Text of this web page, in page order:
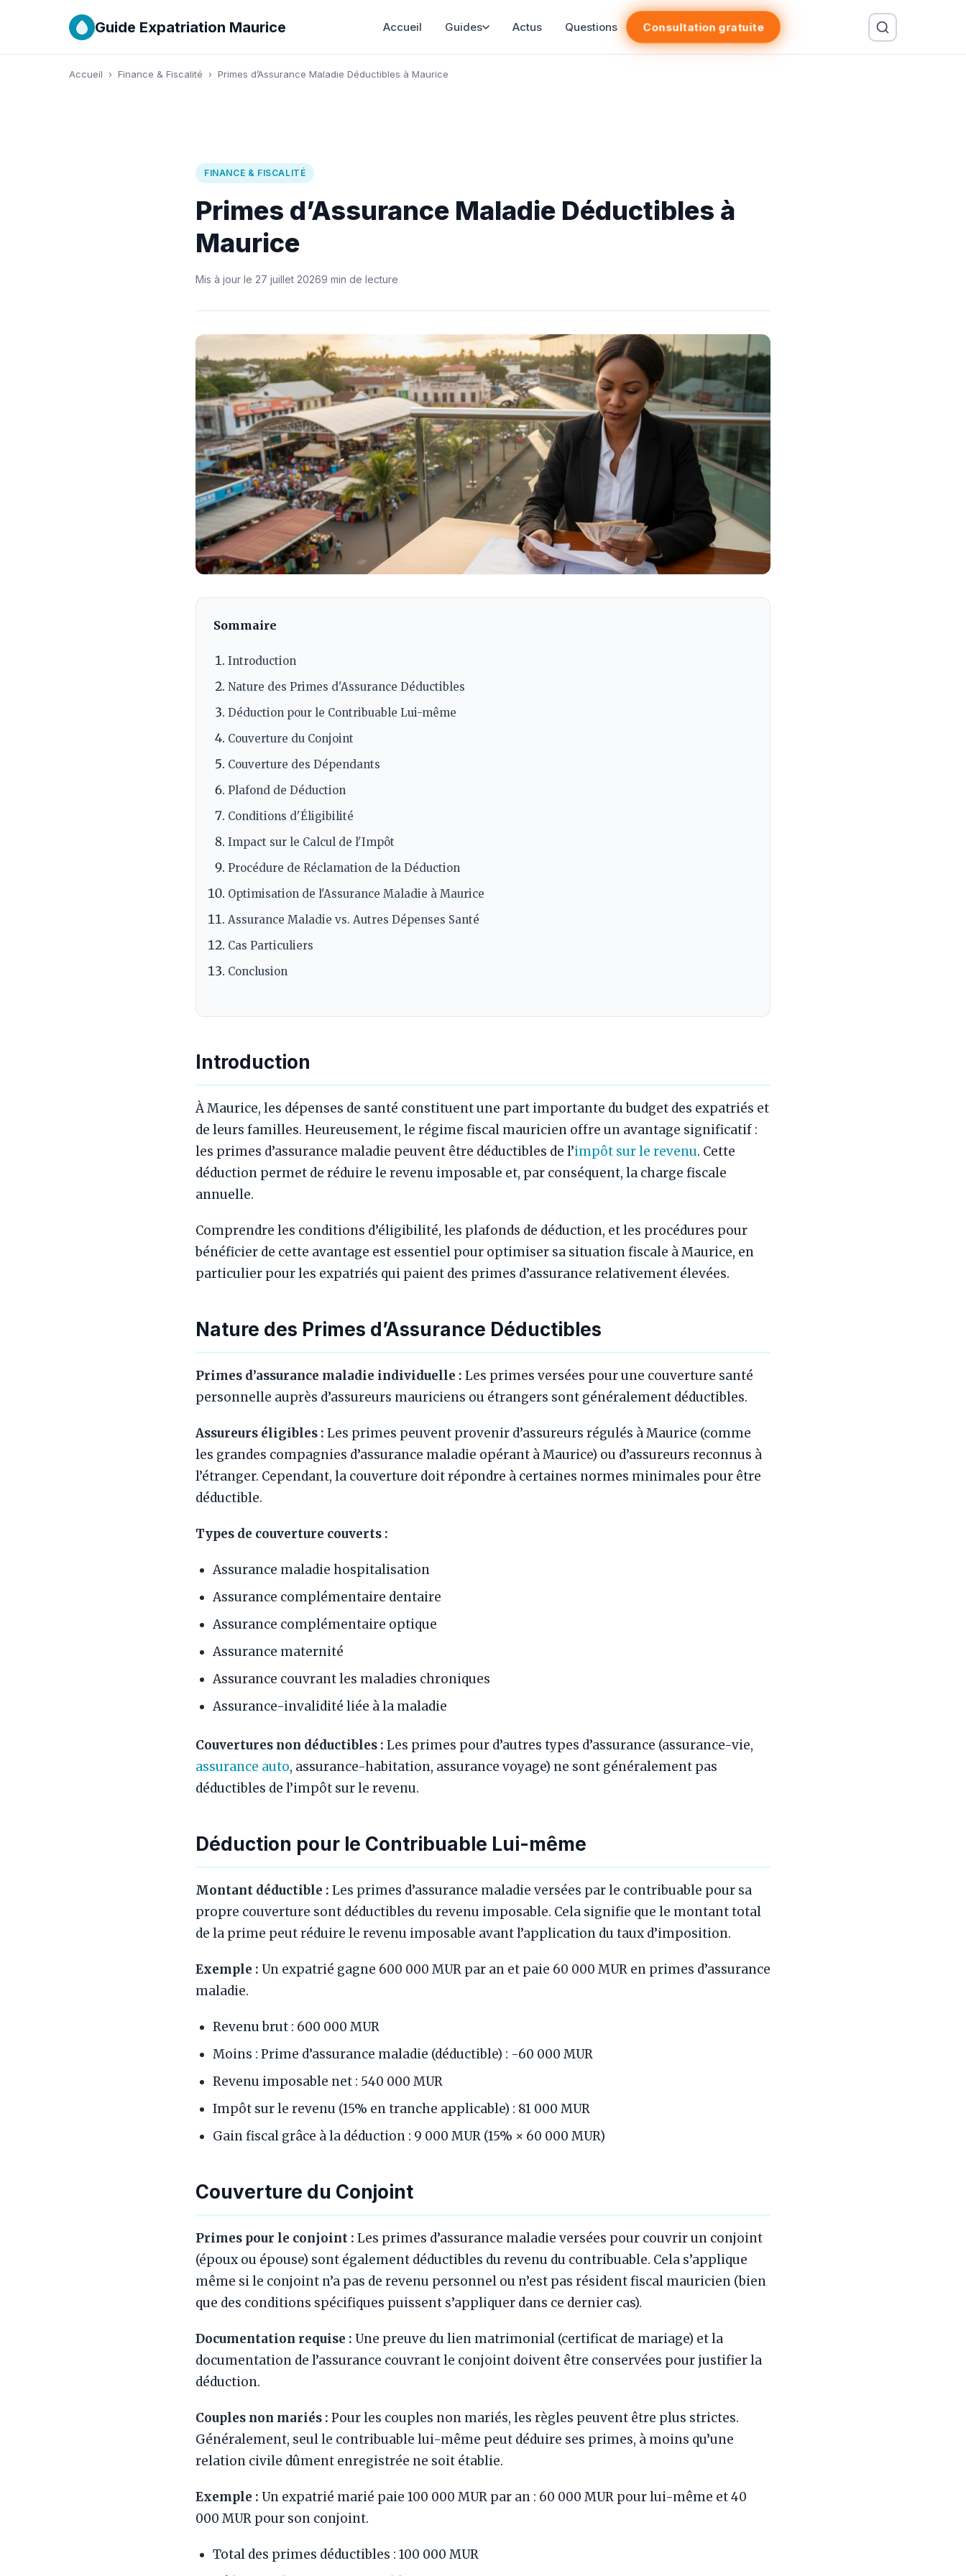
Guide Expatriation Maurice Accueil Guides Actus Questions Consultation gratuite
Accueil › Finance & Fiscalité › Primes d’Assurance Maladie Déductibles à Maurice
FINANCE & FISCALITÉ
Primes d’Assurance Maladie Déductibles à
Maurice
Mis à jour le 27 juillet 20269 min de lecture
Sommaire
Introduction
Nature des Primes d'Assurance Déductibles
Déduction pour le Contribuable Lui-même
Couverture du Conjoint
Couverture des Dépendants
Plafond de Déduction
Conditions d'Éligibilité
Impact sur le Calcul de l'Impôt
Procédure de Réclamation de la Déduction
Optimisation de l'Assurance Maladie à Maurice
Assurance Maladie vs. Autres Dépenses Santé
Cas Particuliers
Conclusion
Introduction
À Maurice, les dépenses de santé constituent une part importante du budget des expatriés et
de leurs familles. Heureusement, le régime fiscal mauricien offre un avantage significatif :
les primes d’assurance maladie peuvent être déductibles de l’impôt sur le revenu. Cette
déduction permet de réduire le revenu imposable et, par conséquent, la charge fiscale
annuelle.
Comprendre les conditions d’éligibilité, les plafonds de déduction, et les procédures pour
bénéficier de cette avantage est essentiel pour optimiser sa situation fiscale à Maurice, en
particulier pour les expatriés qui paient des primes d’assurance relativement élevées.
Nature des Primes d’Assurance Déductibles
Primes d’assurance maladie individuelle : Les primes versées pour une couverture santé
personnelle auprès d’assureurs mauriciens ou étrangers sont généralement déductibles.
Assureurs éligibles : Les primes peuvent provenir d’assureurs régulés à Maurice (comme
les grandes compagnies d’assurance maladie opérant à Maurice) ou d’assureurs reconnus à
l’étranger. Cependant, la couverture doit répondre à certaines normes minimales pour être
déductible.
Types de couverture couverts :
Assurance maladie hospitalisation
Assurance complémentaire dentaire
Assurance complémentaire optique
Assurance maternité
Assurance couvrant les maladies chroniques
Assurance-invalidité liée à la maladie
Couvertures non déductibles : Les primes pour d’autres types d’assurance (assurance-vie,
assurance auto, assurance-habitation, assurance voyage) ne sont généralement pas
déductibles de l’impôt sur le revenu.
Déduction pour le Contribuable Lui-même
Montant déductible : Les primes d’assurance maladie versées par le contribuable pour sa
propre couverture sont déductibles du revenu imposable. Cela signifie que le montant total
de la prime peut réduire le revenu imposable avant l’application du taux d’imposition.
Exemple : Un expatrié gagne 600 000 MUR par an et paie 60 000 MUR en primes d’assurance
maladie.
Revenu brut : 600 000 MUR
Moins : Prime d’assurance maladie (déductible) : -60 000 MUR
Revenu imposable net : 540 000 MUR
Impôt sur le revenu (15% en tranche applicable) : 81 000 MUR
Gain fiscal grâce à la déduction : 9 000 MUR (15% × 60 000 MUR)
Couverture du Conjoint
Primes pour le conjoint : Les primes d’assurance maladie versées pour couvrir un conjoint
(époux ou épouse) sont également déductibles du revenu du contribuable. Cela s’applique
même si le conjoint n’a pas de revenu personnel ou n’est pas résident fiscal mauricien (bien
que des conditions spécifiques puissent s’appliquer dans ce dernier cas).
Documentation requise : Une preuve du lien matrimonial (certificat de mariage) et la
documentation de l’assurance couvrant le conjoint doivent être conservées pour justifier la
déduction.
Couples non mariés : Pour les couples non mariés, les règles peuvent être plus strictes.
Généralement, seul le contribuable lui-même peut déduire ses primes, à moins qu’une
relation civile dûment enregistrée ne soit établie.
Exemple : Un expatrié marié paie 100 000 MUR par an : 60 000 MUR pour lui-même et 40
000 MUR pour son conjoint.
Total des primes déductibles : 100 000 MUR